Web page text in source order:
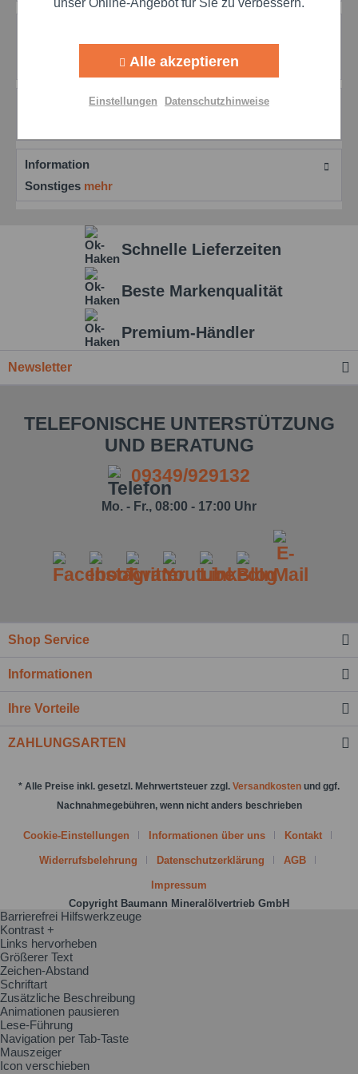
Kenntnis genommen.*
Felder mit * sind Pflichtfelder.
Nachricht senden
Iloform PN 49 mit seiner überragenden...
Bewertungen
0
Information
Sonstiges mehr
Schnelle Lieferzeiten
Beste Markenqualität
Premium-Händler
Newsletter
TELEFONISCHE UNTERSTÜTZUNG
UND BERATUNG
09349/929132
Mo. - Fr., 08:00 - 17:00 Uhr
Shop Service
Informationen
Ihre Vorteile
ZAHLUNGSARTEN
* Alle Preise inkl. gesetzl. Mehrwertsteuer zzgl. Versandkosten und ggf.
Nachnahmegebühren, wenn nicht anders beschrieben
Cookie-Einstellungen Informationen über uns Kontakt
Widerrufsbelehrung Datenschutzerklärung AGB
Impressum
Copyright Baumann Mineralölvertrieb GmbH
Personalisierung Aktiv
Alle akzeptieren
Einstellungen Datenschutzhinweise
Barrierefrei Hilfswerkzeuge
Kontrast +
Links hervorheben
Größerer Text
Zeichen-Abstand
Schriftart
Zusätzliche Beschreibung
Animationen pausieren
Lese-Führung
Navigation per Tab-Taste
Mauszeiger
Icon verschieben